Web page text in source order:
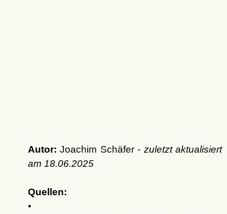
Autor: Joachim Schäfer - zuletzt aktualisiert
am 18.06.2025
Quellen:
•